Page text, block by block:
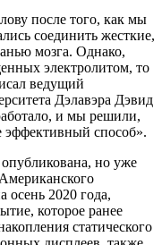
после того, как мы
соединить жесткие,
мозга. Однако,
электролитом, то
ведущий
Дэлавэра Дэвид
и мы решили,
эффективный способ».
но уже
осень 2020 года,
которое ранее
статического